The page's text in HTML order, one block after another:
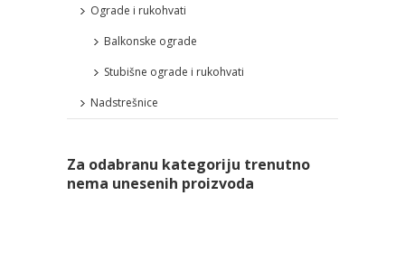
Ograde i rukohvati
Balkonske ograde
Stubišne ograde i rukohvati
Nadstrešnice
Za odabranu kategoriju trenutno
nema unesenih proizvoda